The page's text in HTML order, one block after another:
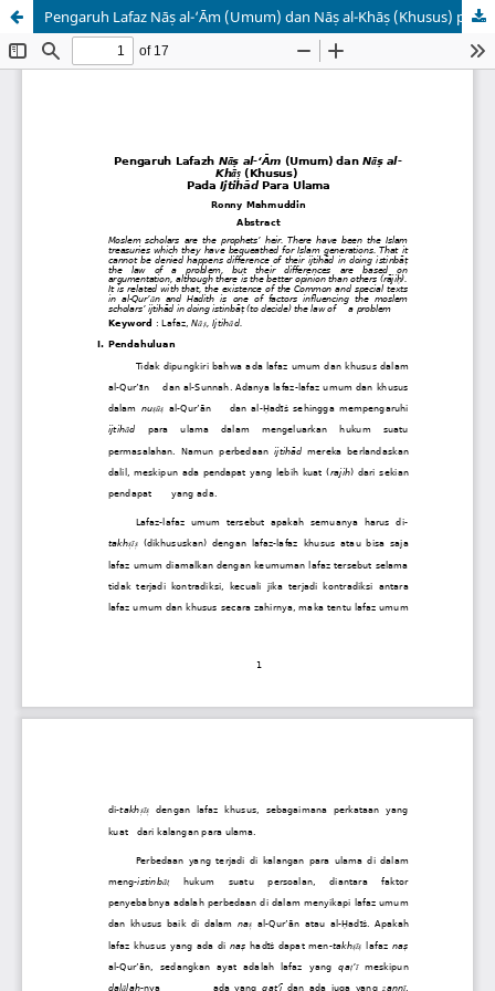
Pengaruh Lafaz Nāṣ al-‘Ᾱm (Umum) dan Nāṣ al-Khāṣ (Khusus) pada Ijtihad Para Ulama